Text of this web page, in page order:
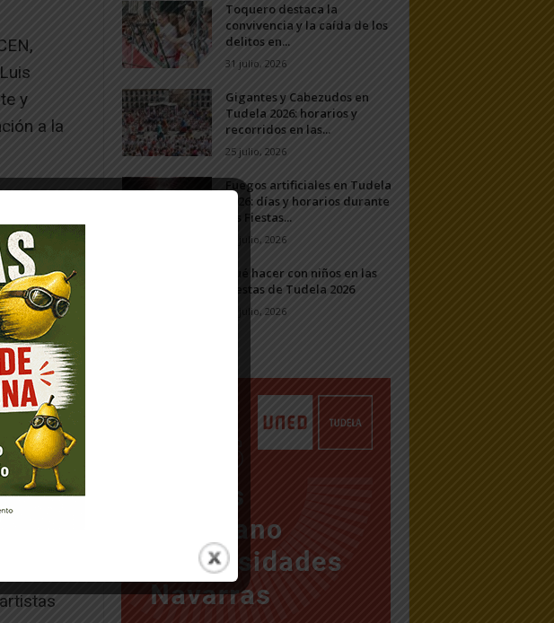
y
a la
Toquero destaca la
convivencia y la caída de los
delitos en...
31 julio, 2026
Gigantes y Cabezudos en
Tudela 2026: horarios y
recorridos en las...
25 julio, 2026
Fuegos artificiales en Tudela
2026: días y horarios durante
las Fiestas...
24 julio, 2026
Qué hacer con niños en las
Fiestas de Tudela 2026
23 julio, 2026